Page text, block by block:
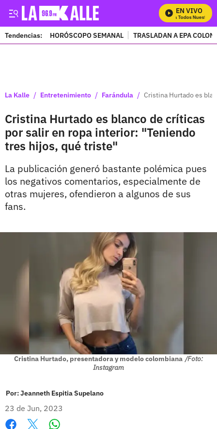
EN VIVO
Mira Todos Nuestros
Tendencias: HORÓSCOPO SEMANAL TRASLADAN A EPA
La Kalle / Entretenimiento / Farándula / Cristina Hurtado es
Cristina Hurtado es blanco de críticas
por salir en ropa interior: "Teniendo
tres hijos, qué triste"
La publicación generó bastante polémica pues
los negativos comentarios, especialmente de
otras mujeres, ofendieron a algunos de sus
fans.
Cristina Hurtado, presentadora y modelo colombiana /Foto:
Instagram
Por:Jeanneth Espitia Supelano
23 de Jun, 2023